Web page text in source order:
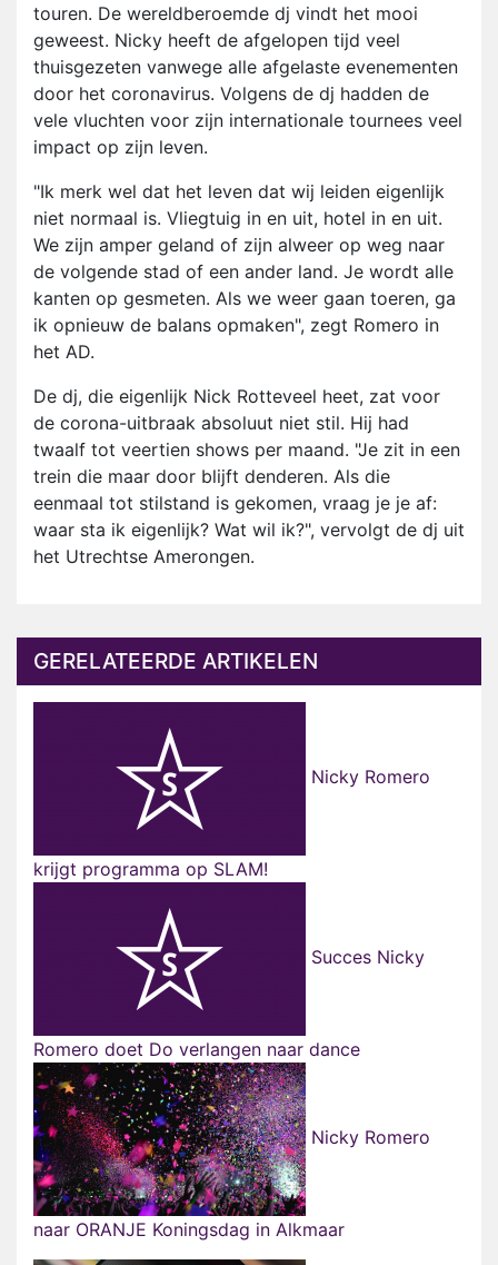
touren. De wereldberoemde dj vindt het mooi
geweest. Nicky heeft de afgelopen tijd veel
thuisgezeten vanwege alle afgelaste evenementen
door het coronavirus. Volgens de dj hadden de
vele vluchten voor zijn internationale tournees veel
impact op zijn leven.
"Ik merk wel dat het leven dat wij leiden eigenlijk
niet normaal is. Vliegtuig in en uit, hotel in en uit.
We zijn amper geland of zijn alweer op weg naar
de volgende stad of een ander land. Je wordt alle
kanten op gesmeten. Als we weer gaan toeren, ga
ik opnieuw de balans opmaken", zegt Romero in
het AD.
De dj, die eigenlijk Nick Rotteveel heet, zat voor
de corona-uitbraak absoluut niet stil. Hij had
twaalf tot veertien shows per maand. "Je zit in een
trein die maar door blijft denderen. Als die
eenmaal tot stilstand is gekomen, vraag je je af:
waar sta ik eigenlijk? Wat wil ik?", vervolgt de dj uit
het Utrechtse Amerongen.
GERELATEERDE ARTIKELEN
Nicky Romero
krijgt programma op SLAM!
Succes Nicky
Romero doet Do verlangen naar dance
Nicky Romero
naar ORANJE Koningsdag in Alkmaar